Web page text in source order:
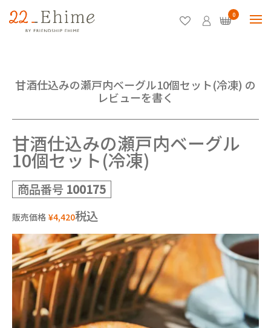
0
甘酒仕込みの瀬戸内ベーグル10個セット(冷凍) の
レビューを書く
甘酒仕込みの瀬戸内ベーグル
10個セット(冷凍)
商品番号 100175
販売価格 ¥4,420税込